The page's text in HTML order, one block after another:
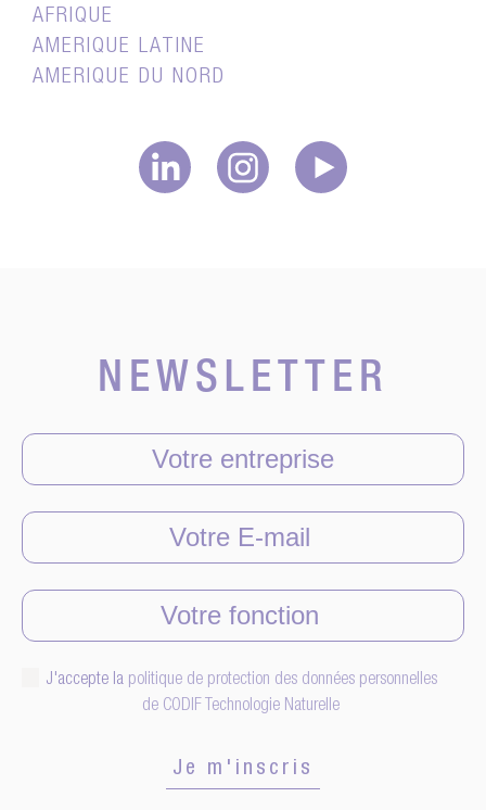
AFRIQUE
AMERIQUE LATINE
AMERIQUE DU NORD
NEWSLETTER
J'accepte la politique de protection des données personnelles
de CODIF Technologie Naturelle
Je m'inscris